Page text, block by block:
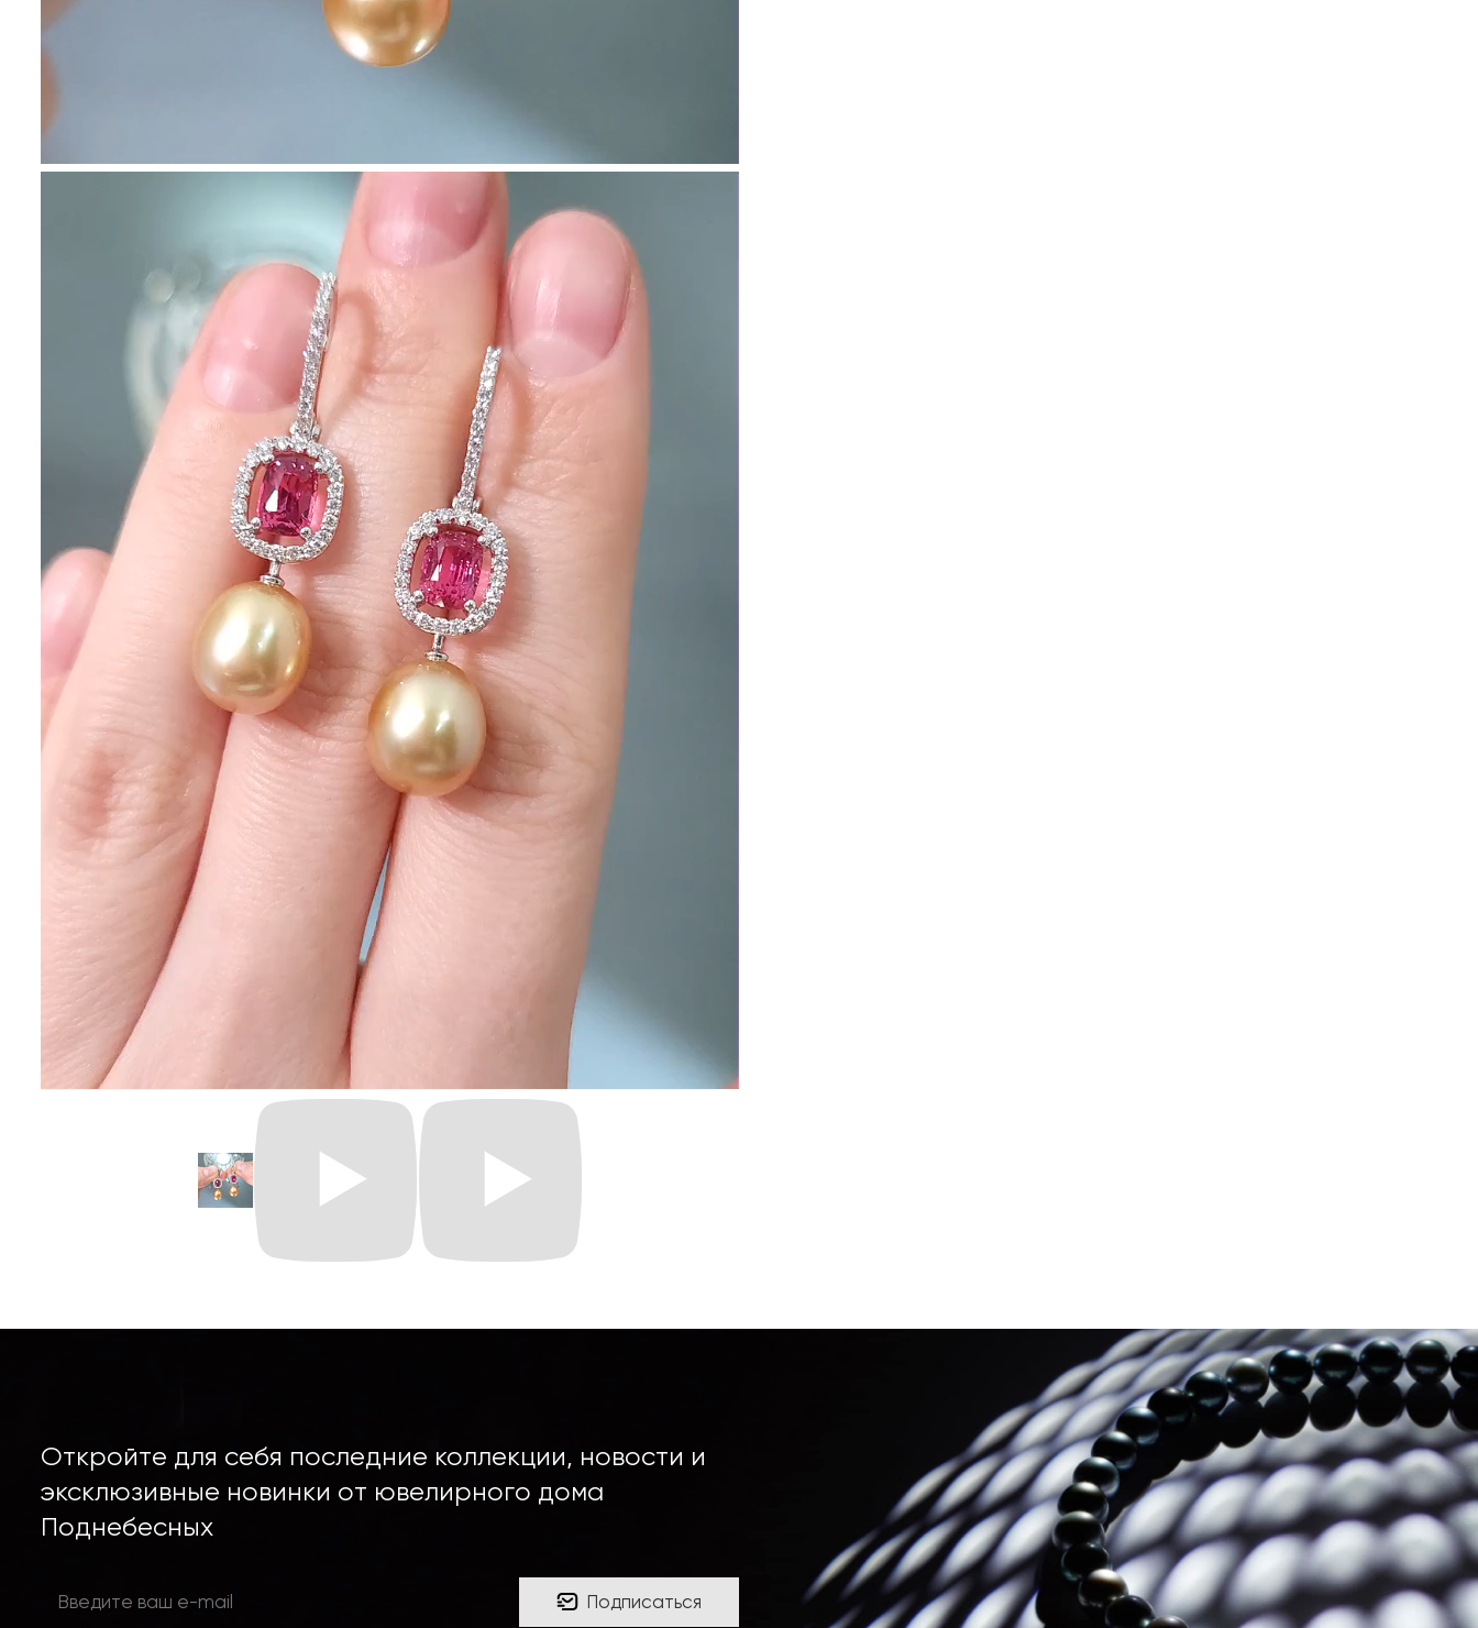
Откройте для себя последние коллекции, новости и
эксклюзивные новинки от ювелирного дома
Поднебесных
Подписаться